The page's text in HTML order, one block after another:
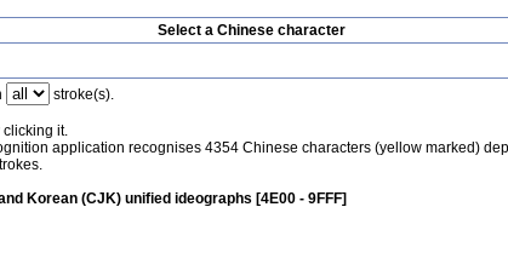
Select a Chinese character
stroke(s).
clicking it.
application recognises 4354 Chinese characters (yellow marked)
Korean (CJK) unified ideographs [4E00 - 9FFF]